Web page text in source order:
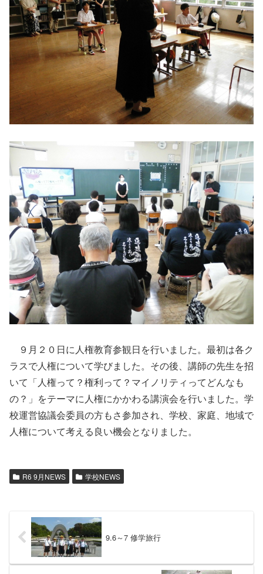
９月２０日に人権教育参観日を行いました。最初は各ク
ラスで人権について学びました。その後、講師の先生を招
いて「人権って？権利って？マイノリティってどんなも
の？」をテーマに人権にかかわる講演会を行いました。学
校運営協議会委員の方もさ参加され、学校、家庭、地域で
人権について考える良い機会となりました。
R6 9月NEWS 学校NEWS
9.6～7 修学旅行